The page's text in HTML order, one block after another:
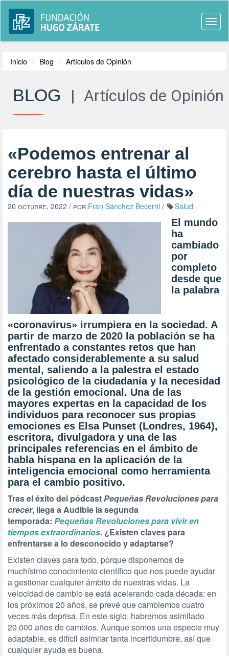
Inicio Blog Artículos de Opinión
BLOG | Artículos de Opinión
«Podemos entrenar al
cerebro hasta el último
día de nuestras vidas»
20 octubre, 2022 / por Fran Sánchez Becerril / Salud
El mundo
ha
cambiado
por
completo
desde que
la palabra
«coronavirus» irrumpiera en la sociedad. A
partir de marzo de 2020 la población se ha
enfrentado a constantes retos que han
afectado considerablemente a su salud
mental, saliendo a la palestra el estado
psicológico de la ciudadanía y la necesidad
de la gestión emocional. Una de las
mayores expertas en la capacidad de los
individuos para reconocer sus propias
emociones es Elsa Punset (Londres, 1964),
escritora, divulgadora y una de las
principales referencias en el ámbito de
habla hispana en la aplicación de la
inteligencia emocional como herramienta
para el cambio positivo.
Tras el éxito del pódcastPequeñas Revoluciones para
crecer, llega a Audible la segunda
temporada: Pequeñas Revoluciones para vivir en
tiempos extraordinarios. ¿Existen claves para
enfrentarse a lo desconocido y adaptarse?
Existen claves para todo, porque disponemos de
muchísimo conocimiento científico que nos puede ayudar
a gestionar cualquier ámbito de nuestras vidas. La
velocidad de cambio se está acelerando cada década: en
los próximos 20 años, se prevé que cambiemos cuatro
veces más deprisa. En este siglo, habremos asimilado
20.000 años de cambios. Aunque somos una especie muy
adaptable, es difícil asimilar tanta incertidumbre, así que
cualquier ayuda es buena.